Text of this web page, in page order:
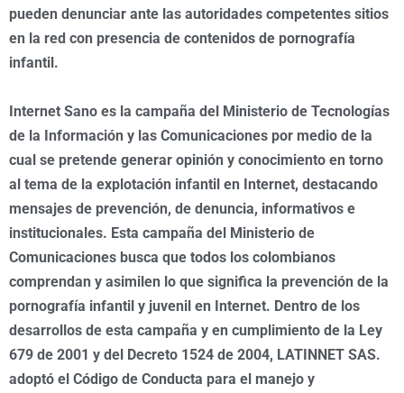
pueden denunciar ante las autoridades competentes sitios
en la red con presencia de contenidos de pornografía
infantil.
Internet Sano es la campaña del Ministerio de Tecnologías
de la Información y las Comunicaciones por medio de la
cual se pretende generar opinión y conocimiento en torno
al tema de la explotación infantil en Internet, destacando
mensajes de prevención, de denuncia, informativos e
institucionales. Esta campaña del Ministerio de
Comunicaciones busca que todos los colombianos
comprendan y asimilen lo que significa la prevención de la
pornografía infantil y juvenil en Internet. Dentro de los
desarrollos de esta campaña y en cumplimiento de la Ley
679 de 2001 y del Decreto 1524 de 2004, LATINNET SAS.
adoptó el Código de Conducta para el manejo y